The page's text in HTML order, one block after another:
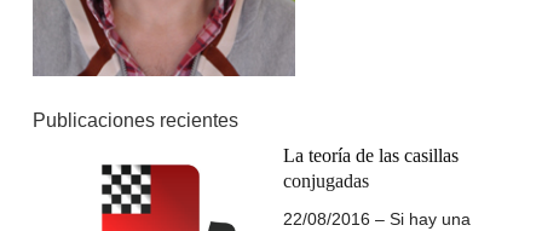
Publicaciones recientes
La teoría de las casillas
conjugadas
22/08/2016 – Si hay una